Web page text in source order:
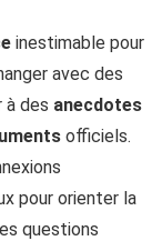
inestimable pour
avec des
à des anecdotes
officiels.
pour orienter la
questions